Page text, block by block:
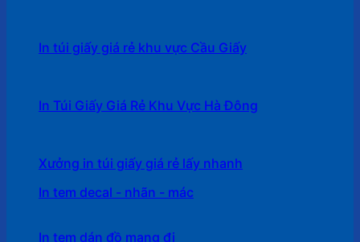
In túi giấy giá rẻ khu vực Cầu Giấy
In Túi Giấy Giá Rẻ Khu Vực Hà Đông
Xưởng in túi giấy giá rẻ lấy nhanh
In tem decal - nhãn - mác
In tem dán đồ mang đi